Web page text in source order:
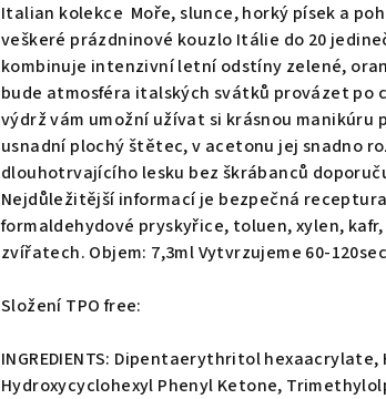
Italian kolekce Moře, slunce, horký písek a
veškeré prázdninové kouzlo Itálie do 20
kombinuje intenzivní letní odstíny zelené,
bude atmosféra italských svátků provázet po
výdrž vám umožní užívat si krásnou manikúru
usnadní plochý štětec, v acetonu jej snadno
dlouhotrvajícího lesku bez škrábanců
Nejdůležitější informací je bezpečná
formaldehydové pryskyřice, toluen, xylen,
zvířatech. Objem: 7,3ml Vytvrzujeme 60-120sec
Složení TPO free:
INGREDIENTS: Dipentaerythritol
Hydroxycyclohexyl Phenyl Ketone,